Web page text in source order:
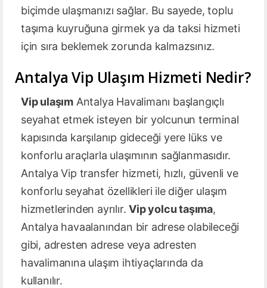
biçimde ulaşmanızı sağlar. Bu sayede, toplu
taşıma kuyruğuna girmek ya da taksi hizmeti
için sıra beklemek zorunda kalmazsınız.
Antalya Vip Ulaşım Hizmeti Nedir?
Vip ulaşım Antalya Havalimanı başlangıçlı
seyahat etmek isteyen bir yolcunun terminal
kapısında karşılanıp gideceği yere lüks ve
konforlu araçlarla ulaşımının sağlanmasıdır.
Antalya Vip transfer hizmeti, hızlı, güvenli ve
konforlu seyahat özellikleri ile diğer ulaşım
hizmetlerinden ayrılır.Vip yolcu taşıma,
Antalya havaalanından bir adrese olabileceği
gibi, adresten adrese veya adresten
havalimanına ulaşım ihtiyaçlarında da
kullanılır.